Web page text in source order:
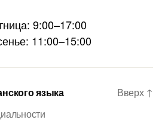
9:00–17:00
11:00–15:00
языка
Вверх ↑